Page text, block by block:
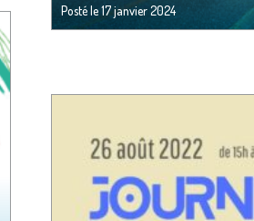
Posté le17 janvier 2024